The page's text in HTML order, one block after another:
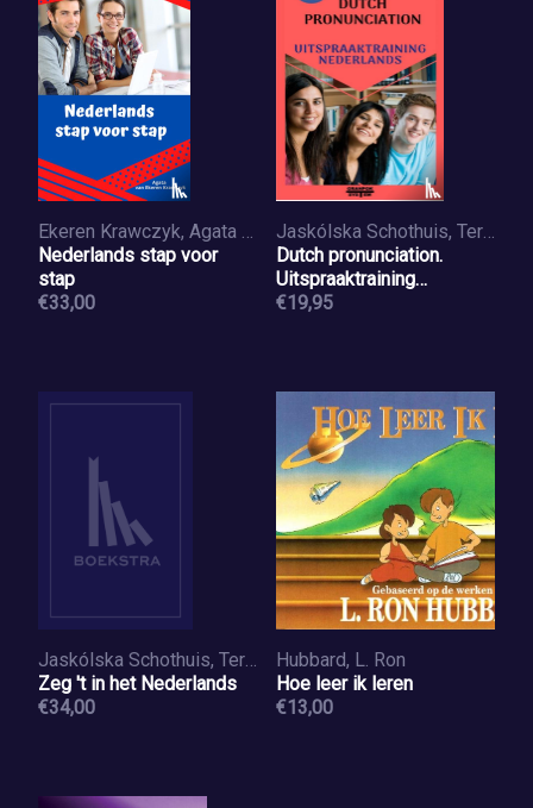
Ekeren Krawczyk, Agata van
Nederlands stap voor
stap
€33,00
Jaskólska Schothuis, Teresa
Dutch pronunciation.
Uitspraaktraining
Nederlands.
€19,95
Jaskólska Schothuis, Teresa
Zeg 't in het Nederlands
€34,00
Hubbard, L. Ron
Hoe leer ik leren
€13,00